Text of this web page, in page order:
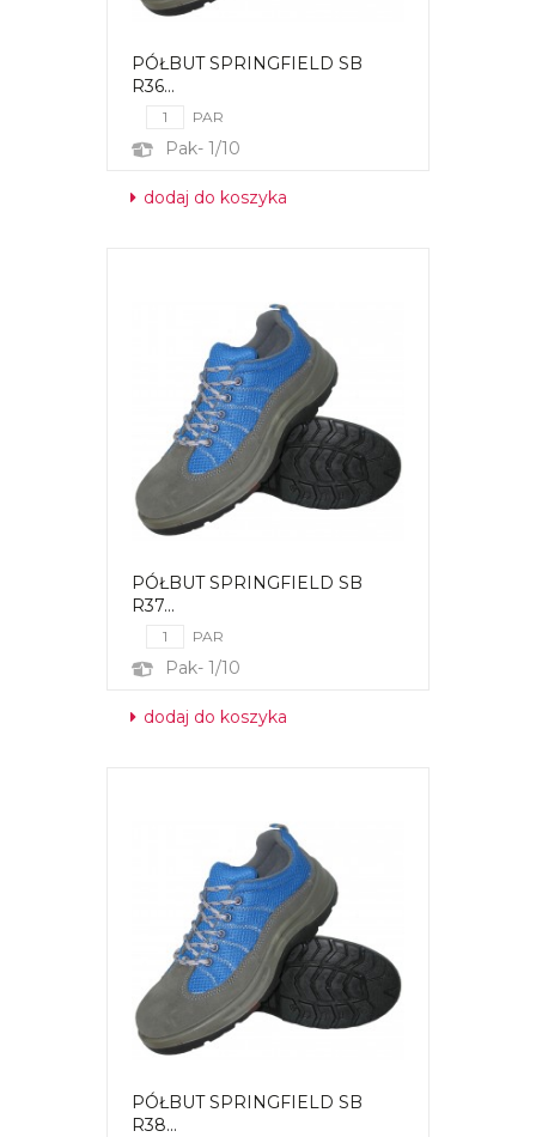
PÓŁBUT SPRINGFIELD SB
R36...
PAR
Pak- 1/10
dodaj do koszyka
PÓŁBUT SPRINGFIELD SB
R37...
PAR
Pak- 1/10
dodaj do koszyka
PÓŁBUT SPRINGFIELD SB
R38...